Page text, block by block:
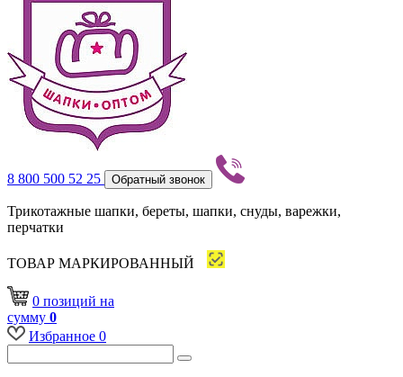
8 800 500 52 25 Обратный звонок
Трикотажные шапки, береты, шапки, снуды, варежки,
перчатки
ТОВАР МАРКИРОВАННЫЙ
0 позиций на
сумму 0
Избранное 0